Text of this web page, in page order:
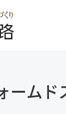
ームド